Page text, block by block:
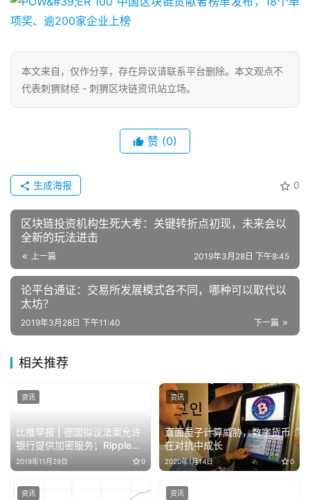
本文来自 ，仅作分享，存在异议请联系平台删除。本文观点不
代表刺猬财经 - 刺猬区块链资讯站立场。
赞 (0)
0
生成海报
区块链投资机构生死大考：关键转折点初现，未来会以
全新的玩法进击
上一篇 2019年3月28日 下午8:45
论平台通证：交易所发展模式各不同，哪种可以取代以
太坊？
下一篇
2019年3月28日 下午11:40
相关推荐
比推早报 | 德国拟议法案允许
银行提供加密服务；Ripple已
与300多家客户合作；
Coinbase申请KYC合规专利
2019年11月29日 0
资讯
直面量子计算威胁，数字货币
在对抗中成长
2020年1月14日 0
资讯
资讯 资讯